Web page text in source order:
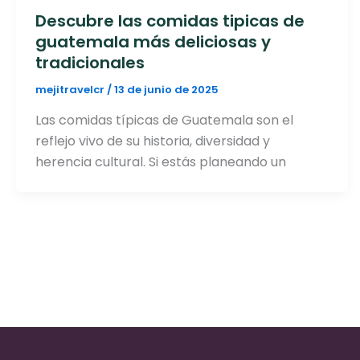
Descubre las comidas tipicas de
guatemala más deliciosas y
tradicionales
mejitravelcr /13 de junio de 2025
Las comidas típicas de Guatemala son el
reflejo vivo de su historia, diversidad y
herencia cultural. Si estás planeando un